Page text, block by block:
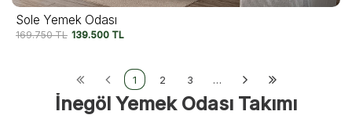
Sole Yemek Odası
169.750TL 139.500 TL
1 2 3 …
İnegöl Yemek Odası Takımı